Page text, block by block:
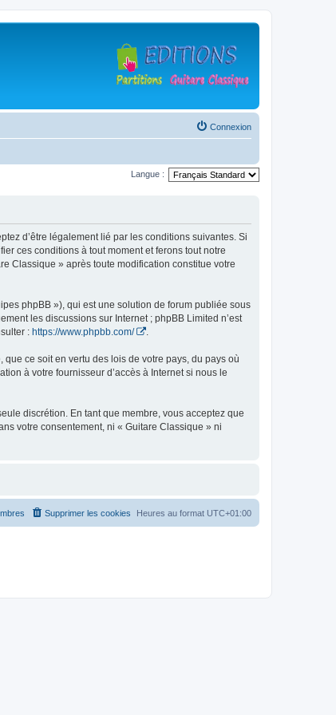
Connexion
Langue :
d’être légalement lié par les conditions suivantes. Si
ces conditions à tout moment et ferons tout notre
Classique » après toute modification constitue votre
phpBB »), qui est une solution de forum publiée sous
les discussions sur Internet ; phpBB Limited n’est
: https://www.phpbb.com/ .
ce soit en vertu des lois de votre pays, du pays où
à votre fournisseur d’accès à Internet si nous le
discrétion. En tant que membre, vous acceptez que
votre consentement, ni « Guitare Classique » ni
Heures au format UTC+01:00
Supprimer les cookies